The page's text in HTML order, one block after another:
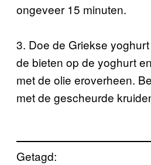
ongeveer 15 minuten.
3. Doe de Griekse
de bieten op de yoghurt
met de olie eroverheen.
met de gescheurde
Getagd: